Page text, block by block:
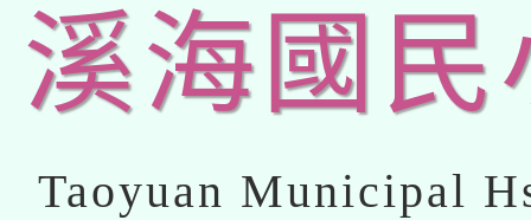
溪海國民
Taoyuan Municipal